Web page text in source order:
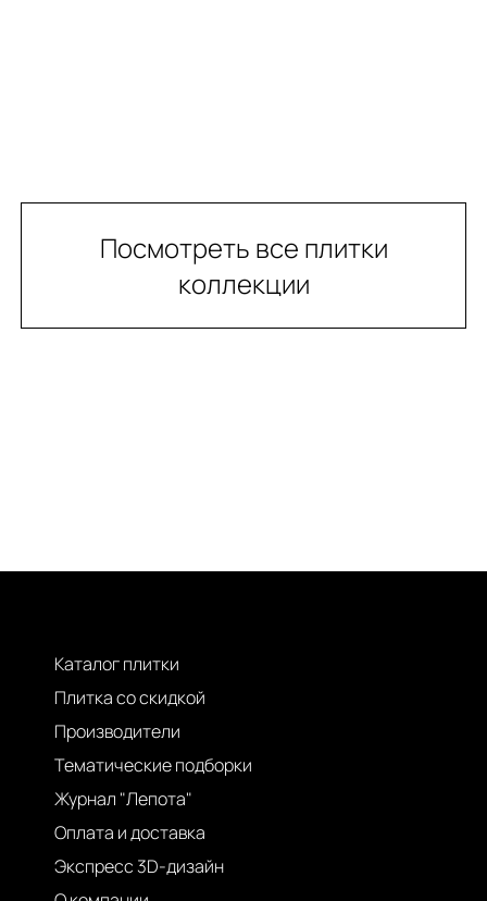
Посмотреть все плитки
коллекции
Каталог плитки
Плитка со скидкой
Производители
Тематические подборки
Журнал "Лепота"
Оплата и доставка
Экспресс 3D-дизайн